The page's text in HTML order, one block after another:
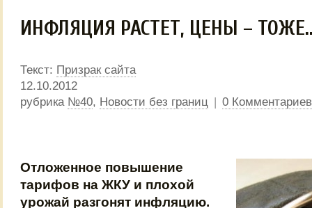
ИНФЛЯЦИЯ РАСТЕТ, ЦЕНЫ –
Текст: Призрак сайта
12.10.2012
рубрика №40, Новости без границ | 0 Комментариев
Отложенное повышение
тарифов на ЖКУ и плохой
урожай разгонят инфляцию.